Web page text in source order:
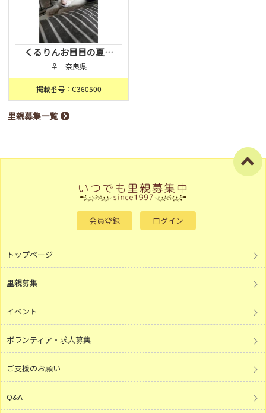
くるりんお目目の夏…
♀ 奈良県
掲載番号：C360500
里親募集一覧
会員登録 ログイン
トップページ
里親募集
イベント
ボランティア・求人募集
ご支援のお願い
Q&A